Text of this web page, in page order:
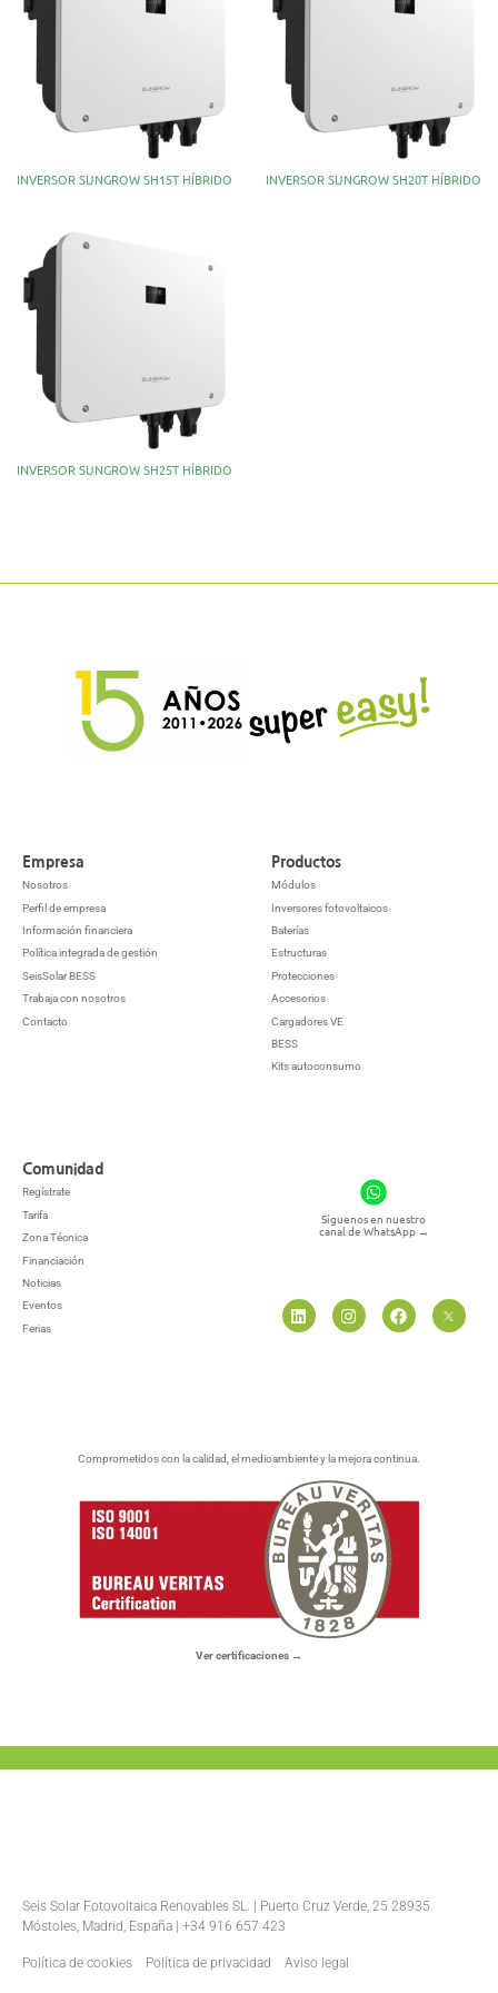
INVERSOR SUNGROW SH15T HÍBRIDO INVERSOR SUNGROW SH20T HÍBRIDO
INVERSOR SUNGROW SH25T HÍBRIDO
Empresa
Nosotros
Perfil de empresa
Información financiera
Política integrada de gestión
SeisSolar BESS
Trabaja con nosotros
Contacto
Productos
Módulos
Inversores fotovoltaicos
Baterías
Estructuras
Protecciones
Accesorios
Cargadores VE
BESS
Kits autoconsumo
Comunidad
Regístrate
Tarifa
Zona Técnica
Financiación
Noticias
Eventos
Ferias
Síguenos en nuestro
canal de WhatsApp →
Comprometidos con la calidad, el medioambiente y la mejora continua.
Ver certificaciones →
Seis Solar Fotovoltaica Renovables SL. | Puerto Cruz Verde, 25 28935
Móstoles, Madrid, España | +34 916 657 423
Política de cookies Política de privacidad Aviso legal